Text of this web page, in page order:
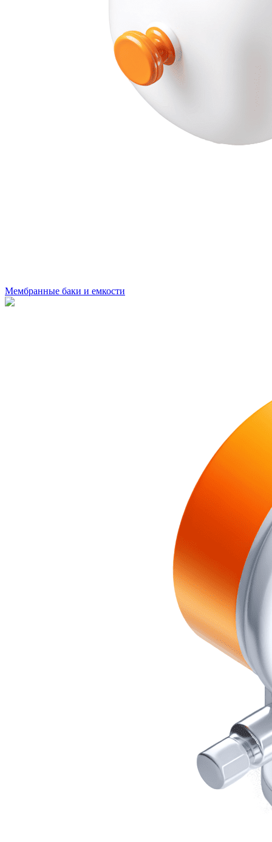
Мембранные баки и емкости